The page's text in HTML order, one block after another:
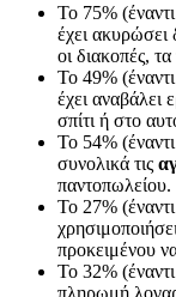
Το 75%
έχει ακυρώσει
οι διακοπές, τα
Το 49%
έχει αναβάλει
σπίτι ή στο
Το 54%
συνολικά τις
παντοπωλείου.
Το 27%
προκειμένου
Το 32%
πληρωμή